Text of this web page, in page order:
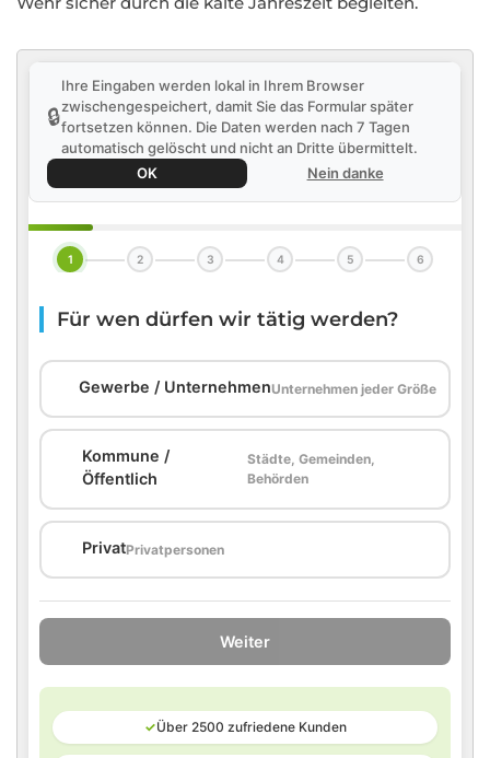
🔒
Ihre Eingaben werden lokal in Ihrem Browser
zwischengespeichert, damit Sie das Formular später
fortsetzen können. Die Daten werden nach 7 Tagen
automatisch gelöscht und nicht an Dritte übermittelt.
OK
Nein danke
1 2 3 4 5 6
Für wen dürfen wir tätig werden?
Gewerbe / UnternehmenUnternehmen jeder Größe
Kommune /
Öffentlich
Städte, Gemeinden,
Behörden
PrivatPrivatpersonen
Weiter
✓Über 2500 zufriedene Kunden